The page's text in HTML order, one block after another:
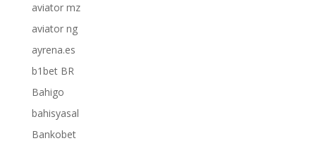
aviator mz
aviator ng
ayrena.es
b1bet BR
Bahigo
bahisyasal
Bankobet